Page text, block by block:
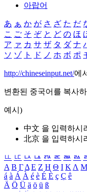
아랍어
あ ぁ か が さ ざ た だ
こ ご そ ぞ と ど の ほ
ア ァ カ サ ザ タ ダ ナ
ソ ゾ ト ド ノ ホ ボ ポ
http://chineseinput.net/에
변환된 중국어를 복사
예시)
中文 을 입력하시
北京 을 입력하시
ㅥ ㅦ ㅧ ㅨ ㅩ ㅪ ㅫ ㅬ
Α Β ΓΔ Ε Ζ Η Θ Ι ΚΛ Μ
á à Á À é è É È ç Ç ê
Ä Ö Ü ä ö ü ß